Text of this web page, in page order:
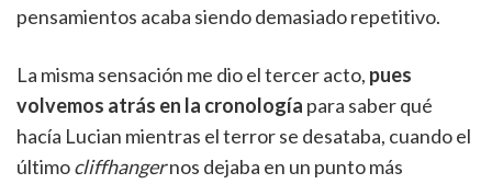
pensamientos acaba siendo demasiado repetitivo.
La misma sensación me dio el tercer acto, pues
volvemos atrás en la cronología para saber qué
hacía Lucian mientras el terror se desataba, cuando el
últimocliffhangernos dejaba en un punto más